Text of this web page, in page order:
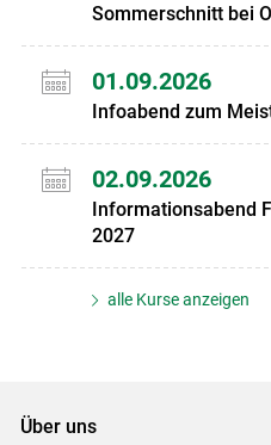
Sommerschnitt bei
01.09.2026
Infoabend zum
02.09.2026
Informationsabend
2027
alle Kurse anzeigen
Über uns